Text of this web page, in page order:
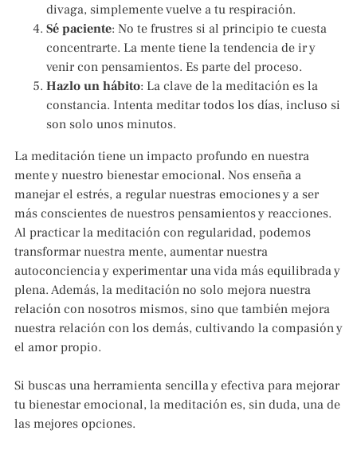
divaga, simplemente vuelve a tu respiración.
Sé paciente: No te frustres si al principio te cuesta
concentrarte. La mente tiene la tendencia de ir y
venir con pensamientos. Es parte del proceso.
Hazlo un hábito: La clave de la meditación es la
constancia. Intenta meditar todos los días, incluso si
son solo unos minutos.
La meditación tiene un impacto profundo en nuestra
mente y nuestro bienestar emocional. Nos enseña a
manejar el estrés, a regular nuestras emociones y a ser
más conscientes de nuestros pensamientos y reacciones.
Al practicar la meditación con regularidad, podemos
transformar nuestra mente, aumentar nuestra
autoconciencia y experimentar una vida más equilibrada y
plena. Además, la meditación no solo mejora nuestra
relación con nosotros mismos, sino que también mejora
nuestra relación con los demás, cultivando la compasión y
el amor propio.
Si buscas una herramienta sencilla y efectiva para mejorar
tu bienestar emocional, la meditación es, sin duda, una de
las mejores opciones.